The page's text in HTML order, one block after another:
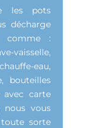
les pots
décharge
comme :
vaisselle,
eau,
bouteilles
avec carte
nous vous
toute sorte